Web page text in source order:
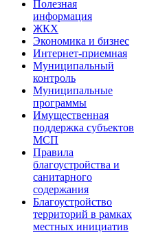
Полезная
информация
ЖКХ
Экономика и бизнес
Интернет-приемная
Муниципальный
контроль
Муниципальные
программы
Имущественная
поддержка субъектов
МСП
Правила
благоустройства и
санитарного
содержания
Благоустройство
территорий в рамках
местных инициатив